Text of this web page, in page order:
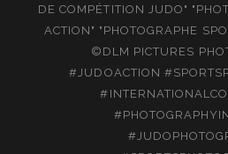
DE COMPÉTITION JUDO"
ACTION" "PHOTOGRAPHE
©DLM PICTURES
#JUDOACTION